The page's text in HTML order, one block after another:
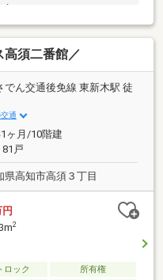
須二番館／
でん交通後免線 東新木駅 徒
通
ヶ月/10階建
81戸
県高知市高須３丁目
2
ロック
所有権